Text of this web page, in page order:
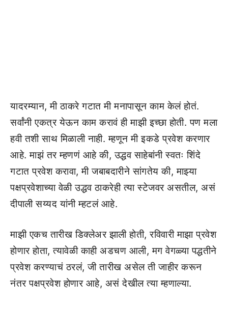
यादरम्यान, मी ठाकरे गटात मी मनापासून काम केलं होतं.
सर्वांनी एकत्र येऊन काम करावं ही माझी इच्छा होती. पण मला
हवी तशी साथ मिळाली नाही. म्हणून मी इकडे प्रवेश करणार
आहे. माझं तर म्हणणं आहे की, उद्धव साहेबांनी स्वतः शिंदे
गटात प्रवेश करावा, मी जबाबदारीने सांगतेय की, माझ्या
पक्षप्रवेशाच्या वेळी उद्धव ठाकरेही त्या स्टेजवर असतील, असं
दीपाली सय्यद यांनी म्हटलं आहे.
माझी एकच तारीख डिक्लेअर झाली होती, रविवारी माझा प्रवेश
होणार होता, त्यावेळी काही अडचण आली, मग वेगळ्या पद्धतीने
प्रवेश करण्याचं ठरलं, जी तारीख असेल ती जाहीर करून
नंतर पक्षप्रवेश होणार आहे, असं देखील त्या म्हणाल्या.